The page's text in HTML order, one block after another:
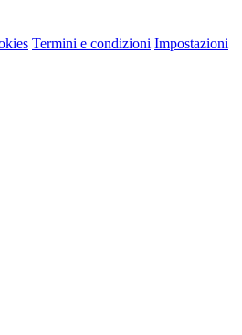
Termini e condizioni Impostazioni